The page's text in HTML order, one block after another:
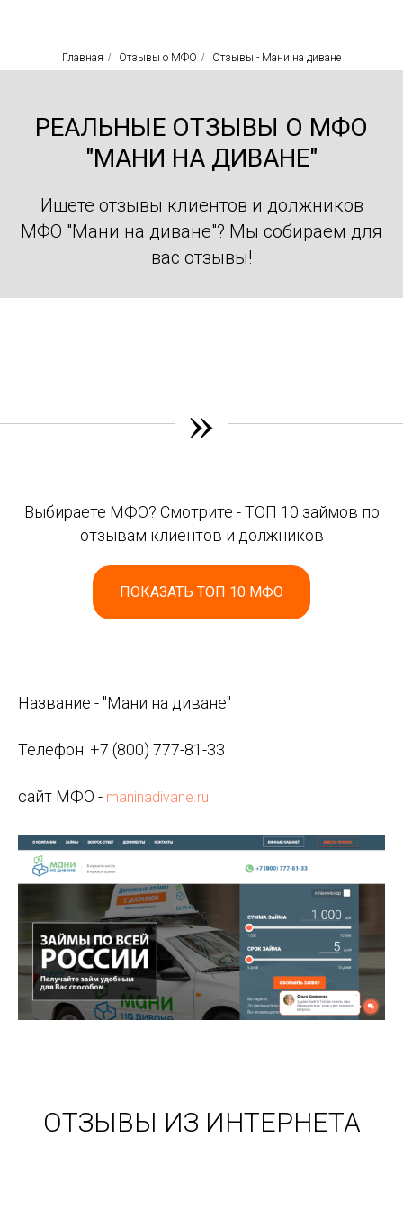
Главная / Отзывы о МФО / Отзывы - Мани на диване
РЕАЛЬНЫЕ ОТЗЫВЫ О МФО
"МАНИ НА ДИВАНЕ"
Ищете отзывы клиентов и должников
МФО "Мани на диване"? Мы собираем для
вас отзывы!
»
Выбираете МФО? Смотрите -ТОП 10 займов по
отзывам клиентов и должников
ПОКАЗАТЬ ТОП 10 МФО
Название - "Мани на диване"
Телефон: +7 (800) 777-81-33
сайт МФО - maninadivane.ru
ОТЗЫВЫ ИЗ ИНТЕРНЕТА